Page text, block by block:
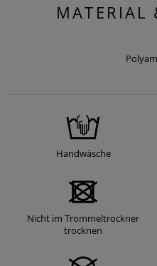
MATERIAL
Handwäsche
Nicht im Trommeltrockner
trocknen